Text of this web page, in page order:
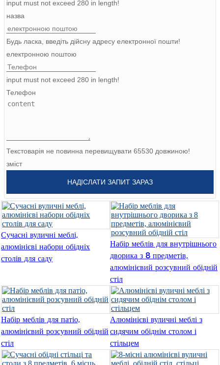
Română
日语
Maori
Deutsch
සිංහල
Català
Bahasa Melayu
Cymraeg
پښتو
Ελληνικά
input must not exceed 280 in length!
назва
Будь ласка, введіть дійсну адресу електронної пошти!
електронною поштою
input must not exceed 280 in length!
Телефон
Текстоварія не повинна перевищувати 65530 довжиною!
зміст
НАДІСЛАТИ ЗАПИТ ЗАРАЗ
Сучасні вуличні меблі,
алюмінієві набори обідніх
столів для саду
Набір меблів для внутрішнього
дворика з 8 предметів,
алюмінієвий розсувний обідній
стіл
Набір меблів для патіо,
алюмінієвий розсувний обідній
стіл
Алюмінієві вуличні меблі з
сидячим обіднім столом і
стільцем